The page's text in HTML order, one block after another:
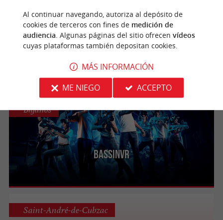
Ivazio Island Bordeaux
Aventura inmersiva y desafíos en equipo en
Bordeaux Lac
BassinVR
Biganos
Saint-André-de-Cubzac
Al continuar navegando, autoriza al depósito de
cookies de terceros con fines de medición de
audiencia. Algunas páginas del sitio ofrecen vídeos
cuyas plataformas también depositan cookies.
MÁS INFORMACIÓN
ME NIEGO
ACCEPTO